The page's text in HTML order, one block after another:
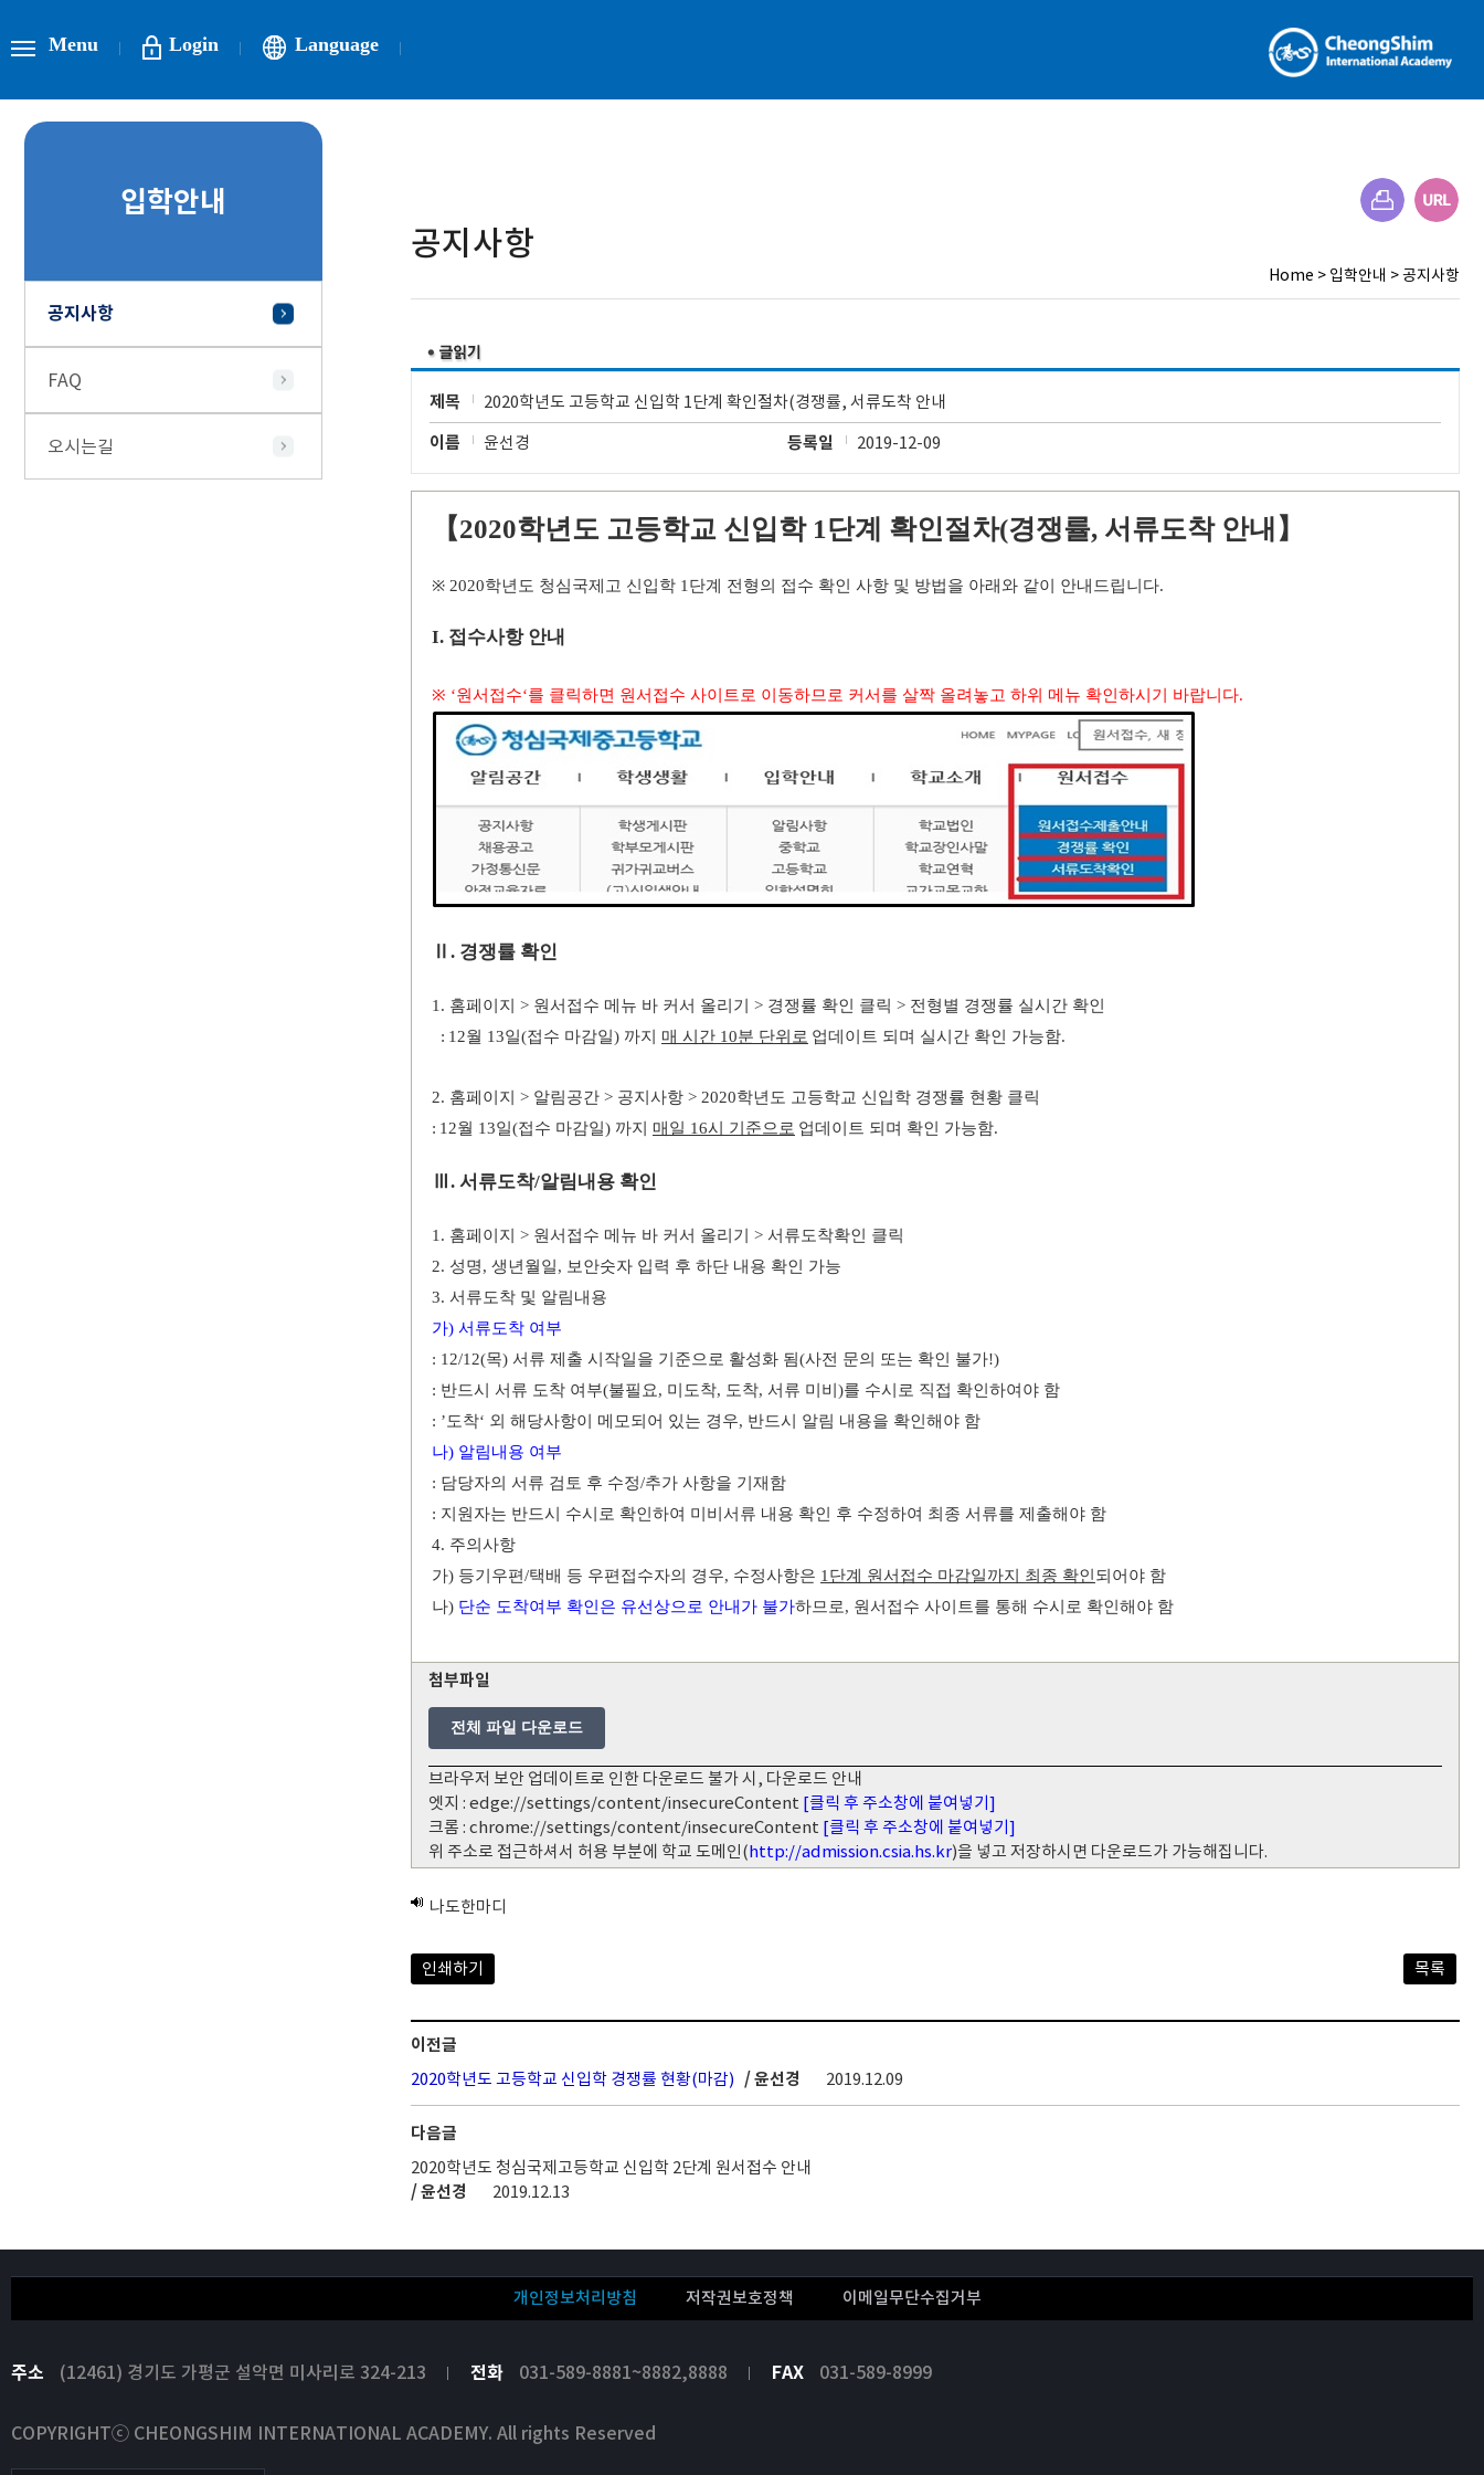
Menu Login Language
입학안내
공지사항
FAQ
오시는길
Home > 입학안내 >공지사항
공지사항
제목
2020학년도 고등학교 신입학 1단계 확인절차(경쟁률, 서류도착 안내
이름
윤선경 등록일 2019-12-09
【2020학년도 고등학교 신입학 1단계 확인절차(경쟁률, 서류도착 안내 】
※ 2020학년도 청심국제고 신입학 1 단계 전형의 접수 확인 사항 및 방법을 아래와 같이 안내드립니다.
I. 접수사항 안내
※ ‘원서접수‘를 클릭하면 원서접수 사이트로 이동하므로 커서를 살짝 올려놓고 하위 메뉴 확인하시기 바랍니다.
Ⅱ . 경쟁률 확인
1. 홈페이지 > 원서접수 메뉴 바 커서 올리기 > 경쟁률 확인 클릭 > 전형별 경쟁률 실시간 확인
: 12월 13일(접수 마감일) 까지 매 시간 10분 단위로 업데이트 되며 실시간 확인 가능함.
2. 홈페이지 > 알림공간 > 공지사항 > 2020학년도 고등학교 신입학 경쟁률 현황 클릭
: 12월 13일(접수 마감일) 까지 매일 16시 기준으로 업데이트 되며 확인 가능함.
Ⅲ. 서류도착/알림내용 확인
1. 홈페이지 > 원서접수 메뉴 바 커서 올리기 > 서류도착확인 클릭
2. 성명, 생년월일, 보안숫자 입력 후 하단 내용 확인 가능
3. 서류도착 및 알림내용
가) 서류도착 여부
: 12/12(목) 서류 제출 시작일을 기준으로 활성화 됨(사전 문의 또는 확인 불가!)
: 반드시 서류 도착 여부(불필요, 미도착, 도착, 서류 미비 )를 수시로 직접 확인하여야 함
: ’도착‘ 외 해당사항이 메모되어 있는 경우, 반드시 알림 내용을 확인해야 함
나) 알림내용 여부
: 담당자의 서류 검토 후 수정/추가 사항을 기재함
: 지원자는 반드시 수시로 확인하여 미비서류 내용 확인 후 수정하여 최종 서류를 제출해야 함
4. 주의사항
가) 등기우편/택배 등 우편접수자의 경우, 수정사항은 1 단계 원서접수 마감일까지 최종 확인 되어야 함
나) 단순 도착여부 확인은 유선상으로 안내가 불가하므로, 원서접수 사이트를 통해 수시로 확인해야 함
첨부파일
전체 파일 다운로드
브라우저 보안 업데이트로 인한 다운로드 불가 시, 다운로드 안내
엣지 : edge://settings/content/insecureContent [클릭 후 주소창에 붙여넣기]
크롬 : chrome://settings/content/insecureContent [클릭 후 주소창에 붙여넣기]
위 주소로 접근하셔서 허용 부분에 학교 도메인(http://admission.csia.hs.kr)을 넣고 저장하시면 다운로드가 가능해집니다.
나도한마디
인쇄하기 목록
이전글
2020학년도 고등학교 신입학 경쟁률 현황(마감) / 윤선경 2019.12.09
다음글
2020학년도 청심국제고등학교 신입학 2단계 원서접수 안내
/ 윤선경
2019.12.13
개인정보처리방침 저작권보호정책 이메일무단수집거부
주소 (12461) 경기도 가평군 설악면 미사리로 324-213 전화 031-589-8881~8882,8888 FAX 031-589-8999
COPYRIGHTⓒ CHEONGSHIM INTERNATIONAL ACADEMY. All rights Reserved